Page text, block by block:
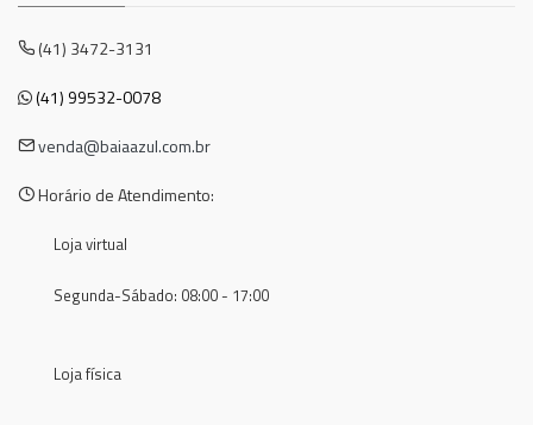
(41) 3472-3131
(41) 99532-0078
venda@baiaazul.com.br
Horário de Atendimento:
Loja virtual
Segunda-Sábado: 08:00 - 17:00
Loja física